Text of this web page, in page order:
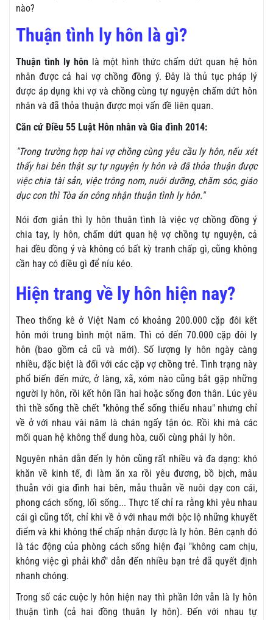
nào?
Thuận tình ly hôn là gì?
Thuận tình ly hôn là một hình thức chấm dứt quan hệ hôn
nhân được cả hai vợ chồng đồng ý. Đây là thủ tục pháp lý
được áp dụng khi vợ và chồng cùng tự nguyện chấm dứt hôn
nhân và đã thỏa thuận được mọi vấn đề liên quan.
Căn cứ Điều 55 Luật Hôn nhân và Gia đình 2014:
"Trong trường hợp hai vợ chồng cùng yêu cầu ly hôn, nếu xét
thấy hai bên thật sự tự nguyện ly hôn và đã thỏa thuận được
việc chia tài sản, việc trông nom, nuôi dưỡng, chăm sóc, giáo
dục con thì Tòa án công nhận thuận tình ly hôn."
Nói đơn giản thì ly hôn thuân tình là việc vợ chồng đồng ý
chia tay, ly hôn, chấm dứt quan hệ vợ chồng tự nguyện, cả
hai đều đồng ý và không có bất kỳ tranh chấp gì, cũng không
cần hay có điều gì để níu kéo.
Hiện trang về ly hôn hiện nay?
Theo thống kê ở Việt Nam có khoảng 200.000 cặp đôi kết
hôn mới trung bình một năm. Thì có đến 70.000 cặp đôi ly
hôn (bao gồm cả cũ và mới). Số lượng ly hôn ngày càng
nhiều, đặc biệt là đối với các cặp vợ chồng trẻ. Tình trạng này
phổ biến đến mức, ở làng, xã, xóm nào cũng bắt gặp những
người ly hôn, rồi kết hôn lần hai hoặc sống đơn thân. Lúc yêu
thì thề sống thề chết "không thể sống thiếu nhau" nhưng chỉ
về ở với nhau vài năm là chán ngấy tận óc. Rồi khi mà các
mối quan hệ không thể dung hòa, cuối cùng phải ly hôn.
Nguyên nhân dẫn đến ly hôn cũng rất nhiều và đa dạng: khó
khăn về kinh tế, đi làm ăn xa rồi yêu đương, bồ bịch, mâu
thuẫn với gia đình hai bên, mẫu thuẫn về nuôi dạy con cái,
phong cách sống, lối sống... Thực tế chỉ ra rằng khi yêu nhau
cái gì cũng tốt, chỉ khi về ở với nhau mới bộc lộ những khuyết
điểm và khi không thể chấp nhận được là ly hôn. Bên cạnh đó
là tác động của phòng cách sống hiện đại "không cam chịu,
không việc gì phải khổ" dẫn đến nhiều bạn trẻ đã quyết định
nhanh chóng.
Trong số các cuộc ly hôn hiện nay thì phần lớn vẫn là ly hôn
thuận tình (cả hai đồng thuân ly hôn). Đến với nhau tự